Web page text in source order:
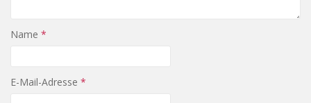
Name *
E-Mail-Adresse *